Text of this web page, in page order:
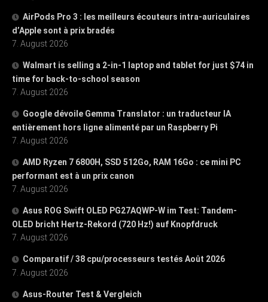
AirPods Pro 3 : les meilleurs écouteurs intra-auriculaires
d’Apple sont à prix bradés
7. August 2026
Walmart is selling a 2-in-1 laptop and tablet for just $74 in
time for back-to-school season
7. August 2026
Google dévoile Gemma Translator : un traducteur IA
entièrement hors ligne alimenté par un Raspberry Pi
7. August 2026
AMD Ryzen 7 6800H, SSD 512Go, RAM 16Go : ce mini PC
performant est à un prix canon
7. August 2026
Asus ROG Swift OLED PG27AQWP-W im Test: Tandem-
OLED bricht Hertz-Rekord (720 Hz!) auf Knopfdruck
7. August 2026
Comparatif / 38 cpu/processeurs testés Août 2026
7. August 2026
Asus-Router Test & Vergleich